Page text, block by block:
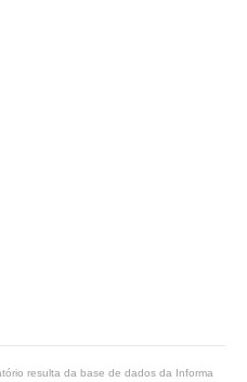
resulta da base de dados da Informa